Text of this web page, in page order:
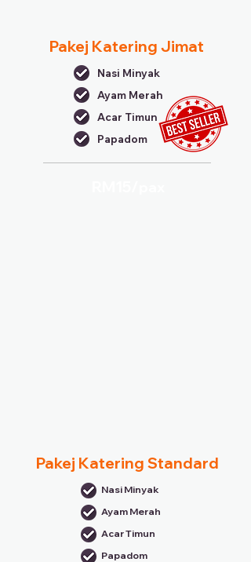
Pakej Katering Jimat
Nasi Minyak
Ayam Merah
Acar Timun
Papadom
Pakej Katering Standard
Nasi Minyak
Ayam Merah
Acar Timun
Papadom